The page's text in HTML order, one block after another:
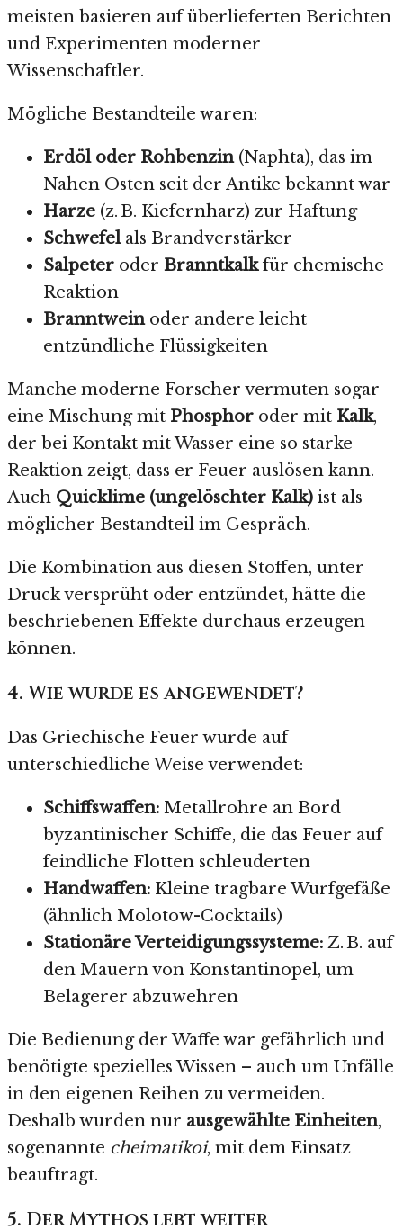
meisten basieren auf überlieferten Berichten
und Experimenten moderner
Wissenschaftler.
Mögliche Bestandteile waren:
Erdöl oder Rohbenzin(Naphta), das im
Nahen Osten seit der Antike bekannt war
Harze (z. B. Kiefernharz) zur Haftung
Schwefelals Brandverstärker
Salpeter oder Branntkalkfür chemische
Reaktion
Branntweinoder andere leicht
entzündliche Flüssigkeiten
Manche moderne Forscher vermuten sogar
eine Mischung mit Phosphor oder mit Kalk,
der bei Kontakt mit Wasser eine so starke
Reaktion zeigt, dass er Feuer auslösen kann.
Auch Quicklime (ungelöschter Kalk) ist als
möglicher Bestandteil im Gespräch.
Die Kombination aus diesen Stoffen, unter
Druck versprüht oder entzündet, hätte die
beschriebenen Effekte durchaus erzeugen
können.
4. Wie wurde es angewendet?
Das Griechische Feuer wurde auf
unterschiedliche Weise verwendet:
Schiffswaffen: Metallrohre an Bord
byzantinischer Schiffe, die das Feuer auf
feindliche Flotten schleuderten
Handwaffen: Kleine tragbare Wurfgefäße
(ähnlich Molotow-Cocktails)
Stationäre Verteidigungssysteme: Z. B. auf
den Mauern von Konstantinopel, um
Belagerer abzuwehren
Die Bedienung der Waffe war gefährlich und
benötigte spezielles Wissen – auch um Unfälle
in den eigenen Reihen zu vermeiden.
Deshalb wurden nur ausgewählte Einheiten,
sogenannte cheimatikoi, mit dem Einsatz
beauftragt.
5. Der Mythos lebt weiter